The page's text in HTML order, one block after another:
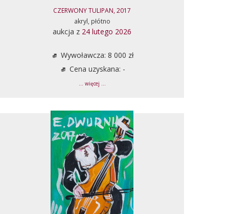
CZERWONY TULIPAN, 2017
akryl, płótno
aukcja z 24 lutego 2026
Wywoławcza: 8 000 zł
Cena uzyskana: -
... więcej ...